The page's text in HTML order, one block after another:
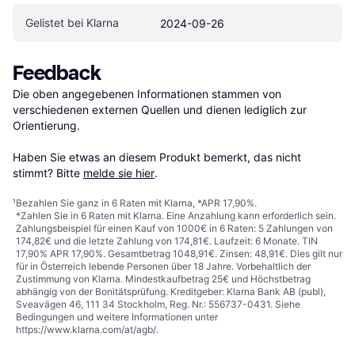
Gelistet bei Klarna 2024-09-26
Feedback
Die oben angegebenen Informationen stammen von
verschiedenen externen Quellen und dienen lediglich zur
Orientierung.
Haben Sie etwas an diesem Produkt bemerkt, das nicht
stimmt? Bitte melde sie hier.
¹Bezahlen Sie ganz in 6 Raten mit Klarna, *APR 17,90%.
*Zahlen Sie in 6 Raten mit Klarna. Eine Anzahlung kann erforderlich sein.
Zahlungsbeispiel für einen Kauf von 1000€ in 6 Raten: 5 Zahlungen von
174,82€ und die letzte Zahlung von 174,81€. Laufzeit: 6 Monate. TIN
17,90% APR 17,90%. Gesamtbetrag 1048,91€. Zinsen: 48,91€. Dies gilt nur
für in Österreich lebende Personen über 18 Jahre. Vorbehaltlich der
Zustimmung von Klarna. Mindestkaufbetrag 25€ und Höchstbetrag
abhängig von der Bonitätsprüfung. Kreditgeber: Klarna Bank AB (publ),
Sveavägen 46, 111 34 Stockholm, Reg. Nr.: 556737-0431. Siehe
Bedingungen und weitere Informationen unter
https://www.klarna.com/at/agb/.